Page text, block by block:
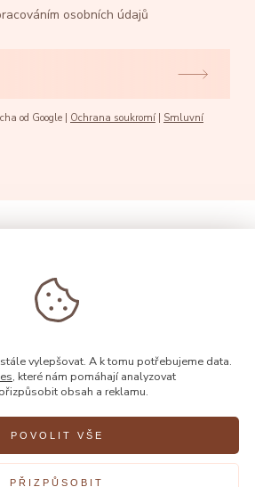
osobních údajů
od Google | Ochrana soukromí
Smluvní
© 2026, Rýdl
vylepšovat. A k tomu potřebujeme data.
, které nám pomáhají analyzovat
obsah a reklamu.
PŘIZPŮSOBIT
POVOLIT VŠE